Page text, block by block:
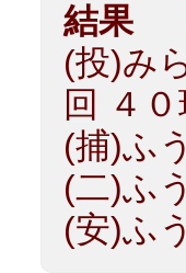
結果
(投)み
回 ４
(捕)ふ
(二)ふ
(安)ふ